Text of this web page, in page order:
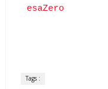
esaZero
Tags :